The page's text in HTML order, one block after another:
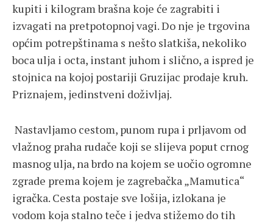
kupiti i kilogram brašna koje će zagrabiti i
izvagati na pretpotopnoj vagi. Do nje je trgovina
općim potrepštinama s nešto slatkiša, nekoliko
boca ulja i octa, instant juhom i slično, a ispred je
stojnica na kojoj postariji Gruzijac prodaje kruh.
Priznajem, jedinstveni doživljaj.
Nastavljamo cestom, punom rupa i prljavom od
vlažnog praha rudače koji se slijeva poput crnog
masnog ulja, na brdo na kojem se uočio ogromne
zgrade prema kojem je zagrebačka „Mamutica“
igračka. Cesta postaje sve lošija, izlokana je
vodom koja stalno teče i jedva stižemo do tih